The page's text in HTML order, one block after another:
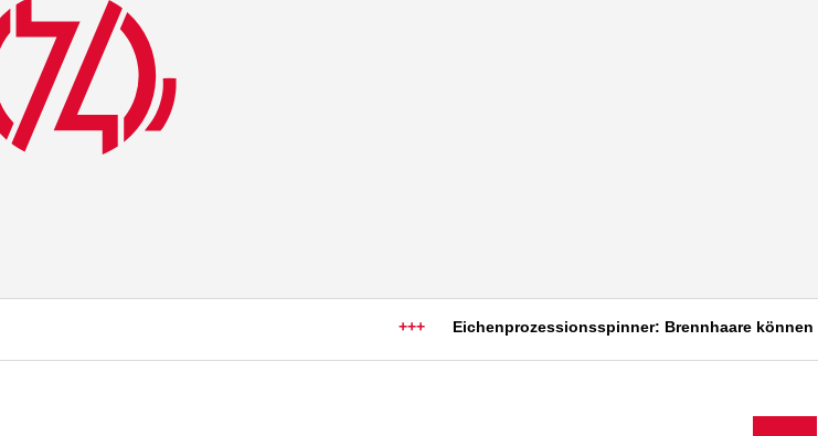
+++ Eichenprozessionsspinner: Brennhaare können